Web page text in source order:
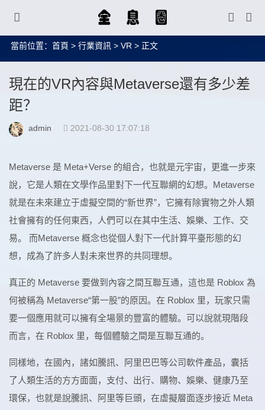
當前位置： 首頁 > 行業資訊 > VR > 正文
現在的VR內容與Metaverse還有多少差
距？
admin 2021-08-30 17:07:18
Metaverse 是 Meta+Verse 的組合，也就是元宇宙，更進一步來
說，它是人類在文學作品里對下一代互聯網的幻想。Metaverse
就是在未來建立于虛擬空間的“新世界”，它擁有除實物之外人類
社會擁有的任何東西，人們可以在其中生活、娛樂、工作、交
易。 而Metaverse 概念也從個人對下一代計算平臺形態的幻
想，成為了許多人對未來世界的共同理想。
真正的 Metaverse 要做到內容之間互聯互通，這也是 Roblox 為
何被稱為 Metaverse“第一股”的原因。在 Roblox 里，玩家只需
要一個應用就可以擁有全場景的豐富的體驗。可以說就現階段
而言，在 Roblox 里，每個體驗之間是互聯互通的。
同樣地，在國內，諸如騰訊、阿里巴巴等公司軟件產品，囊括
了人類生活的方方面面，支付、出行、購物、娛樂、健康乃至
環保，也就是說騰訊、阿里等巨頭，在虛擬層面逐步接近 Meta